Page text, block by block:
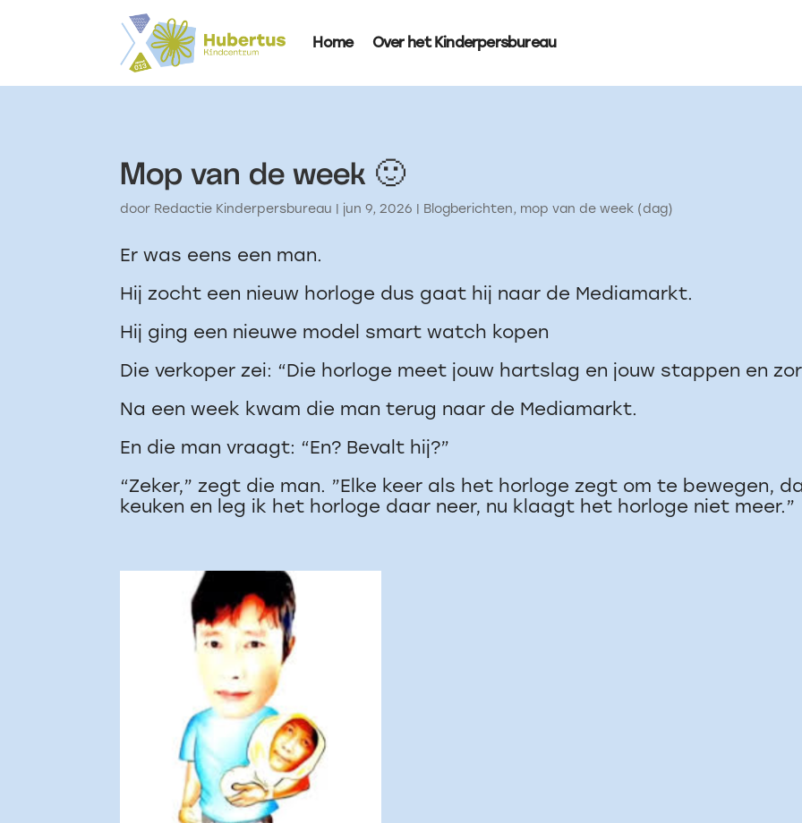
Home Over het Kinderpersbureau
Mop van de week 🙂
door Redactie Kinderpersbureau | jun 9, 2026 | Blogberichten, mop van de week (dag)
Er was eens een man.
Hij zocht een nieuw horloge dus gaat hij naar de Mediamarkt.
Hij ging een nieuwe model smart watch kopen
Die verkoper zei: “Die horloge meet jouw hartslag en jouw stappen en
Na een week kwam die man terug naar de Mediamarkt.
En die man vraagt: “En? Bevalt hij?”
“Zeker,” zegt die man. ”Elke keer als het horloge zegt om te bewegen,
keuken en leg ik het horloge daar neer, nu klaagt het horloge niet meer.”